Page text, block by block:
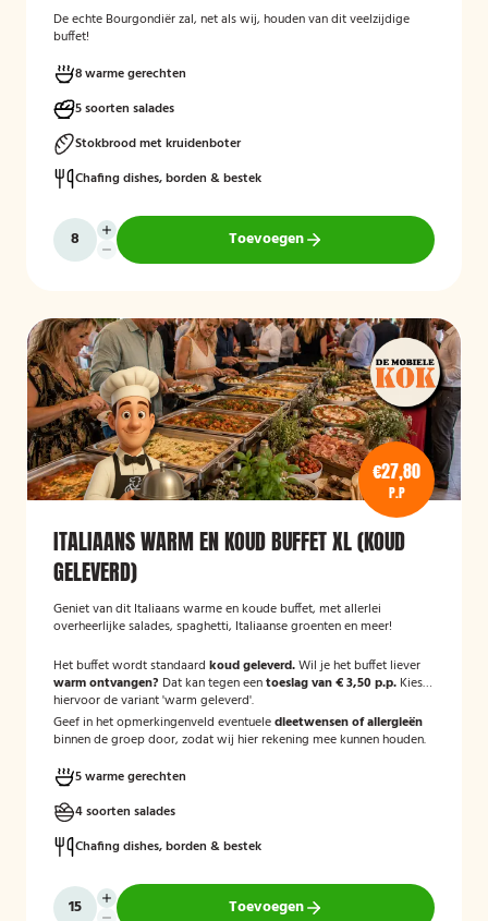
De echte Bourgondiër zal, net als wij, houden van dit veelzijdige
buffet!
8 warme gerechten
5 soorten salades
Stokbrood met kruidenboter
Chafing dishes, borden & bestek
Toevoegen
€27,80
P.P
ITALIAANS WARM EN KOUD BUFFET XL (KOUD
GELEVERD)
Geniet van dit Italiaans warme en koude buffet, met allerlei
overheerlijke salades, spaghetti, Italiaanse groenten en meer!
Het buffet wordt standaard koud geleverd.Wil je het buffet liever
warm ontvangen? Dat kan tegen eentoeslag van € 3,50 p.p. Kies
hiervoor de variant 'warm geleverd'.
Geef in het opmerkingenveld eventueledieetwensen of allergieën
binnen de groep door, zodat wij hier rekening mee kunnen houden.
5 warme gerechten
4 soorten salades
Chafing dishes, borden & bestek
Toevoegen